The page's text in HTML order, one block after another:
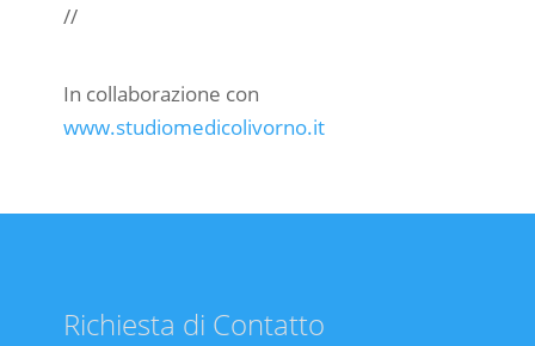
//
In collaborazione con
www.studiomedicolivorno.it
Richiesta di Contatto